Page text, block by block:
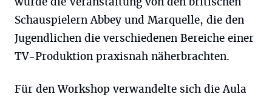
Schauspielern Abbey und Marquelle, die den
Jugendlichen die verschiedenen Bereiche einer
TV-Produktion praxisnah näherbrachten.
Für den Workshop verwandelte sich die Aula